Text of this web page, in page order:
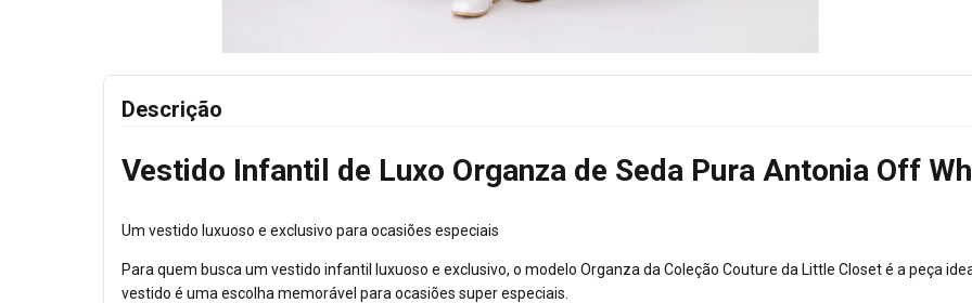
Descrição
Vestido Infantil de Luxo Organza de Seda Pura Antonia Off
Um vestido luxuoso e exclusivo para ocasiões especiais
Para quem busca um vestido infantil luxuoso e exclusivo, o modelo Organza da Coleção Couture da Little Closet é a peça
vestido é uma escolha memorável para ocasiões super especiais.